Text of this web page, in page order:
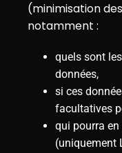
(minimisation
notamment :
quels sont
données,
si ces
facultatives
qui pourra
(uniquement